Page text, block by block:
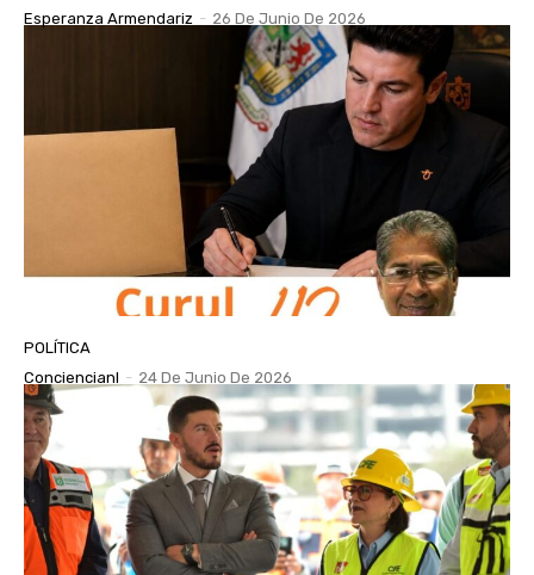
Esperanza Armendariz - 26 De Junio De 2026
POLÍTICA
Conciencianl - 24 De Junio De 2026